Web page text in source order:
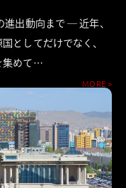
出動向まで ― 近年、
としてだけでなく、
集めて…
MORE >